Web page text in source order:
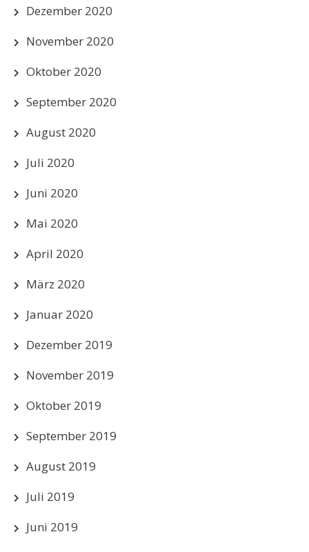
Dezember 2020
November 2020
Oktober 2020
September 2020
August 2020
Juli 2020
Juni 2020
Mai 2020
April 2020
März 2020
Januar 2020
Dezember 2019
November 2019
Oktober 2019
September 2019
August 2019
Juli 2019
Juni 2019